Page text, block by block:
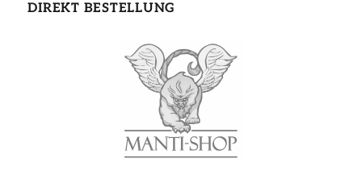
DIREKT BESTELLUNG